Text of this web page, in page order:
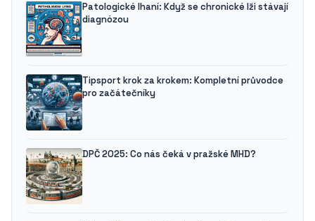
Patologické lhaní: Když se chronické lži stávají
diagnózou
Tipsport krok za krokem: Kompletní průvodce
pro začátečníky
DPČ 2025: Co nás čeká v pražské MHD?